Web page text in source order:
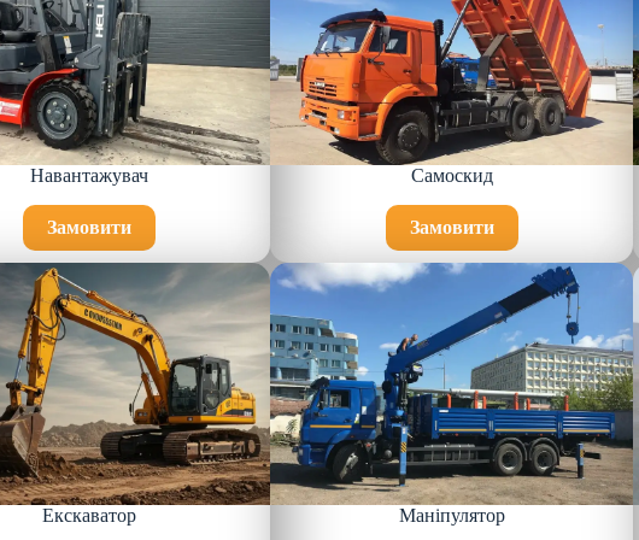
Навантажувач
Замовити
Самоскид
Замовити
Екскаватор Маніпулятор